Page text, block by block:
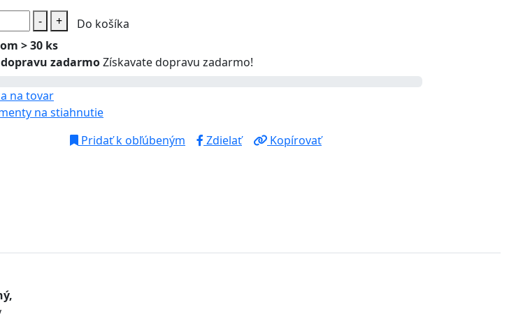
-
+
Do košíka
> 30 ks
zadarmoZískavate dopravu zadarmo!
na tovar
na stiahnutie
Pridať k obľúbeným
Zdielať Kopírovať